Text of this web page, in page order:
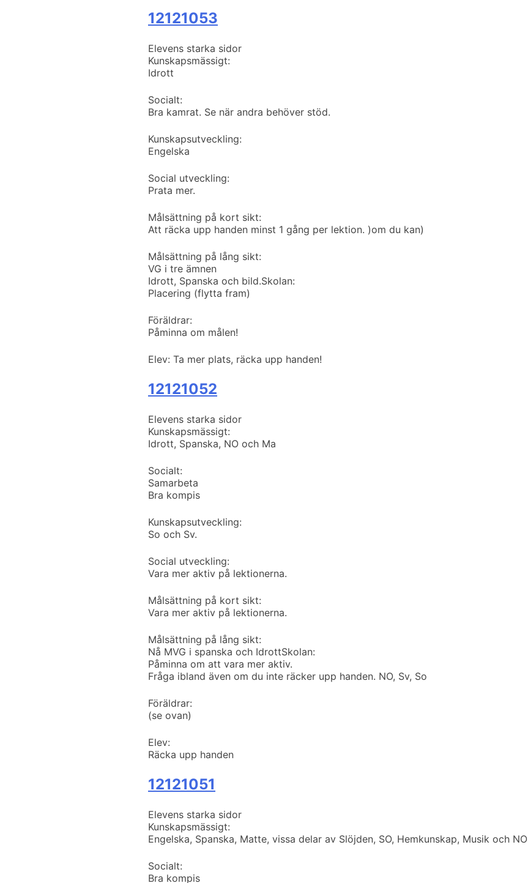
12121053
Elevens starka sidor
Kunskapsmässigt:
Idrott
Socialt:
Bra kamrat. Se när andra behöver stöd.
Kunskapsutveckling:
Engelska
Social utveckling:
Prata mer.
Målsättning på kort sikt:
Att räcka upp handen minst 1 gång per lektion. )om du kan)
Målsättning på lång sikt:
VG i tre ämnen
Idrott, Spanska och bild.Skolan:
Placering (flytta fram)
Föräldrar:
Påminna om målen!
Elev: Ta mer plats, räcka upp handen!
12121052
Elevens starka sidor
Kunskapsmässigt:
Idrott, Spanska, NO och Ma
Socialt:
Samarbeta
Bra kompis
Kunskapsutveckling:
So och Sv.
Social utveckling:
Vara mer aktiv på lektionerna.
Målsättning på kort sikt:
Vara mer aktiv på lektionerna.
Målsättning på lång sikt:
Nå MVG i spanska och IdrottSkolan:
Påminna om att vara mer aktiv.
Fråga ibland även om du inte räcker upp handen. NO, Sv, So
Föräldrar:
(se ovan)
Elev:
Räcka upp handen
12121051
Elevens starka sidor
Kunskapsmässigt:
Engelska, Spanska, Matte, vissa delar av Slöjden, SO, Hemkunskap, Musik och NO
Socialt:
Bra kompis